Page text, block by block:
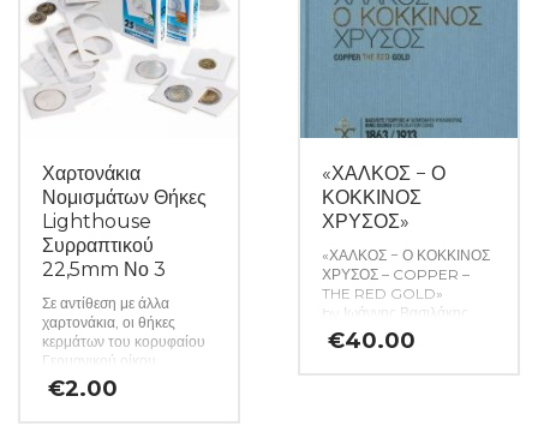
Χαρτονάκια
Νομισμάτων Θήκες
Lighthouse
Συρραπτικού
22,5mm Νο 3
Σε αντίθεση με άλλα
χαρτονάκια, οι θήκες
κερμάτων του κορυφαίου
Γερμανικού οίκου
Lighthouse
κατασκευάζονται από
€2.00
«ΧΑΛΚΟΣ − Ο
ΚΟΚΚΙΝΟΣ
ΧΡΥΣΟΣ»
«ΧΑΛΚΟΣ − Ο ΚΟΚΚΙΝΟΣ
ΧΡΥΣΟΣ – COPPER –
THE RED GOLD»
by Ιωάννης Βασιλάκης
Πρόκειται για μια πολυτελή
και καλαίσθητη έκδοση
€40.00